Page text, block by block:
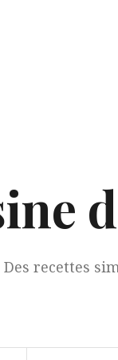
Des recettes